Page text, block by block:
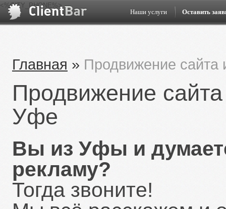
Наши услуги Оставить
<%CITY_PHONE%>
Главная » Продвижение сайта
Продвижение
Уфе
Вы из Уфы и
рекламу?
Тогда звоните!